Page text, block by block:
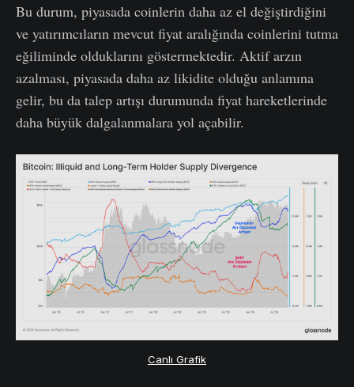
Bu durum, piyasada coinlerin daha az el değiştirdiğini
ve yatırımcıların mevcut fiyat aralığında coinlerini tutma
eğiliminde olduklarını göstermektedir. Aktif arzın
azalması, piyasada daha az likidite olduğu anlamına
gelir, bu da talep artışı durumunda fiyat hareketlerinde
daha büyük dalgalanmalara yol açabilir.
Canlı Grafik